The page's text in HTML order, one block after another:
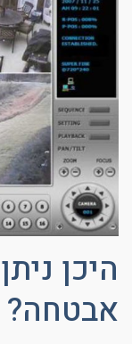
היכן
אבטחה?